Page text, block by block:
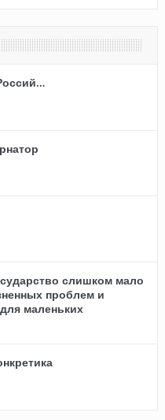
слишком мало
проблем и
маленьких